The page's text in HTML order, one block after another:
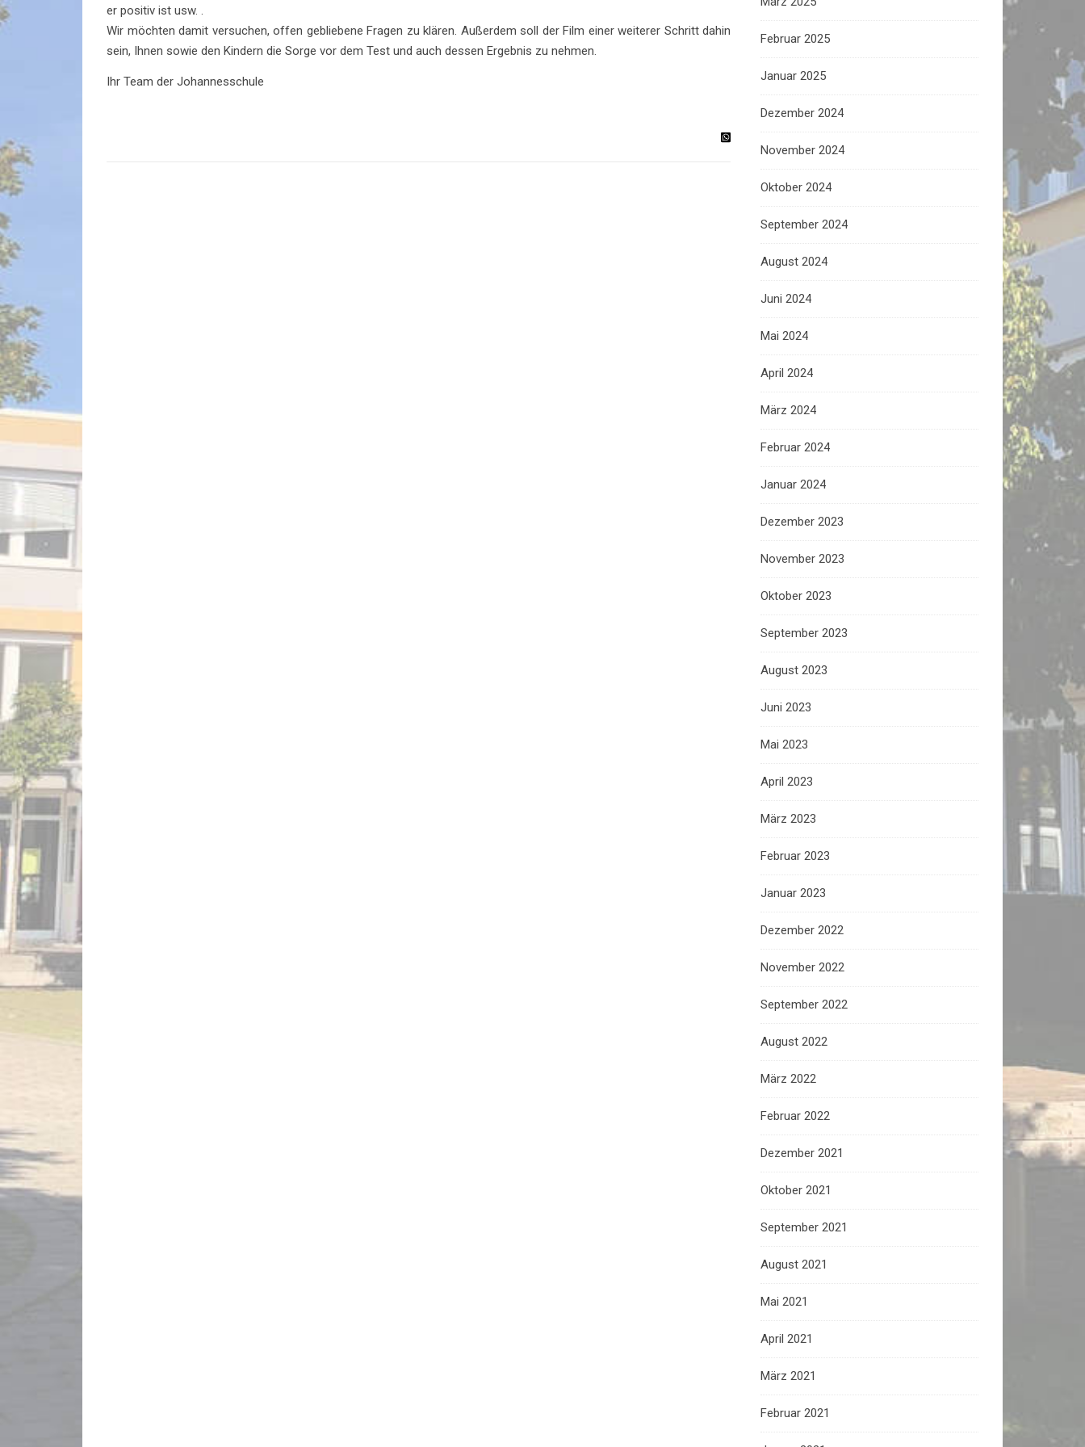
er positiv ist usw. .
Wir möchten damit versuchen, offen gebliebene Fragen zu klären. Außerdem soll der Film einer weiterer Schritt dahin
sein, Ihnen sowie den Kindern die Sorge vor dem Test und auch dessen Ergebnis zu nehmen.
Ihr Team der Johannesschule
Februar 2025
Januar 2025
Dezember 2024
November 2024
Oktober 2024
September 2024
August 2024
Juni 2024
Mai 2024
April 2024
März 2024
Februar 2024
Januar 2024
Dezember 2023
November 2023
Oktober 2023
September 2023
August 2023
Juni 2023
Mai 2023
April 2023
März 2023
Februar 2023
Januar 2023
Dezember 2022
November 2022
September 2022
August 2022
März 2022
Februar 2022
Dezember 2021
Oktober 2021
September 2021
August 2021
Mai 2021
April 2021
März 2021
Februar 2021